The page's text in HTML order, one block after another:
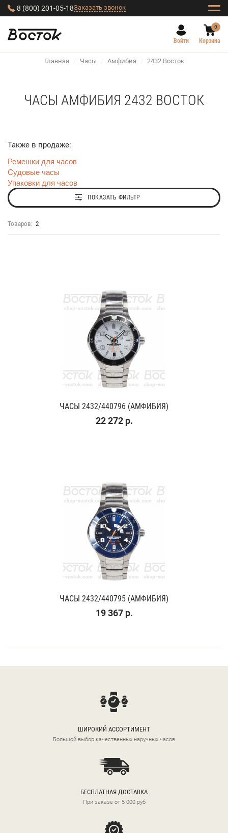
8 (800) 201-05-18Заказать звонок
Войти
0
Корзина
Главная / Часы / Амфибия / 2432 Восток
ЧАСЫ АМФИБИЯ 2432 ВОСТОК
Также в продаже:
Ремешки для часов
Судовые часы
Упаковки для часов
ПОКАЗАТЬ ФИЛЬТР
Товаров: 2
ЧАСЫ 2432/440796 (АМФИБИЯ)
22 272 р.
ЧАСЫ 2432/440795 (АМФИБИЯ)
19 367 р.
ШИРОКИЙ АССОРТИМЕНТ
Большой выбор качественных наручных часов
БЕСПЛАТНАЯ ДОСТАВКА
При заказе от 5 000 руб